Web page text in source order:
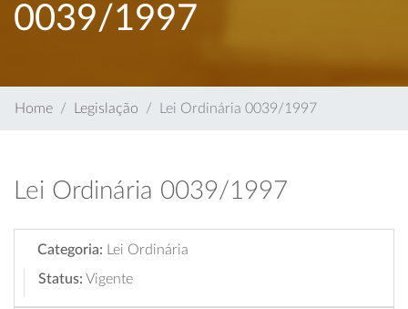
0039/1997
Home Legislação Lei Ordinária 0039/1997
Lei Ordinária 0039/1997
Categoria:
Lei Ordinária
Status: Vigente